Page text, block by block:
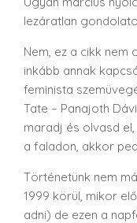
lezáratlan
Nem, ez a cikk nem
inkább annak
feminista
Tate – Panajoth
maradj és olvasd
a faladon, akkor
Történetünk nem
1999 körül, mikor
adni) de ezen a